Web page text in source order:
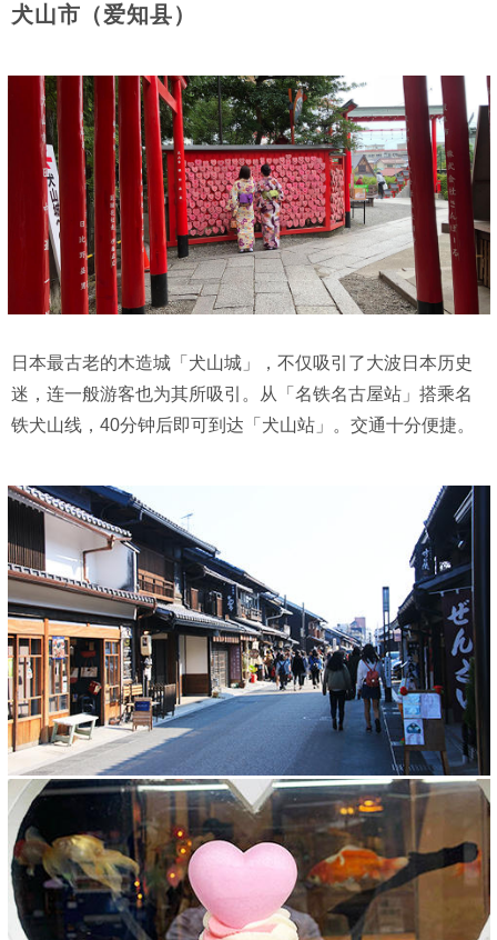
犬山市（爱知县）
日本最古老的木造城「犬山城」，不仅吸引了大波日本历史
迷，连一般游客也为其所吸引。从「名铁名古屋站」搭乘名
铁犬山线，40分钟后即可到达「犬山站」。交通十分便捷。